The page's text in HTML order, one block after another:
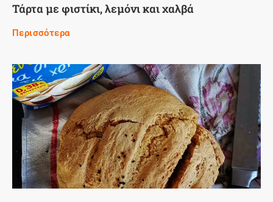
Τάρτα με φιστίκι, λεμόνι και χαλβά
Περισσότερα